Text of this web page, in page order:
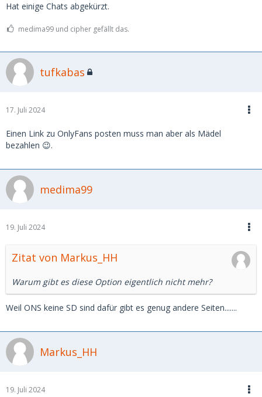
Hat einige Chats abgekürzt.
medima99 und cipher gefällt das.
tufkabas
17. Juli 2024
Einen Link zu OnlyFans posten muss man aber als Mädel
bezahlen 😉.
medima99
19. Juli 2024
Zitat von Markus_HH
Warum gibt es diese Option eigentlich nicht mehr?
Weil ONS keine SD sind dafür gibt es genug andere Seiten.......
Markus_HH
19. Juli 2024